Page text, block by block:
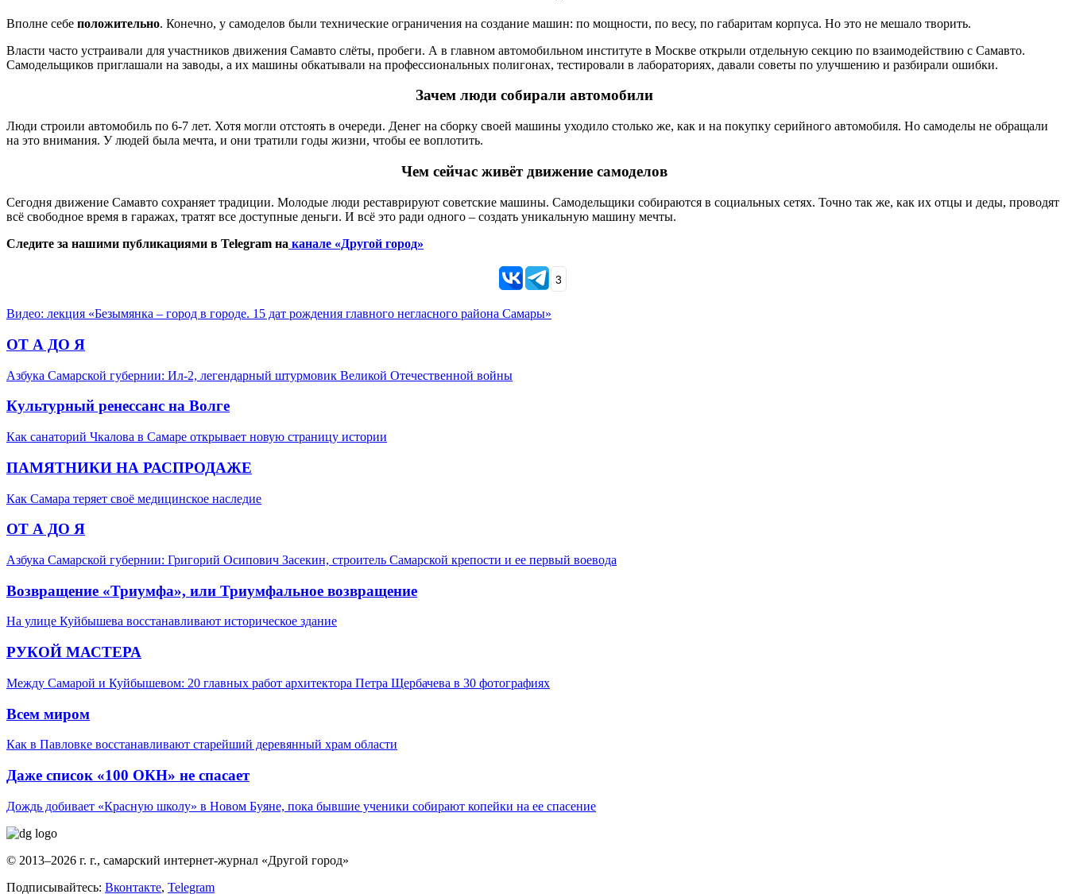
Вполне себе положительно. Конечно, у самоделов были технические ограничения на создание машин: по мощности, по весу, по габаритам корпуса. Но это не мешало творить.
Власти часто устраивали для участников движения Самавто слёты, пробеги. А в главном автомобильном институте в Москве открыли отдельную секцию по взаимодействию с Самавто.
Самодельщиков приглашали на заводы, а их машины обкатывали на профессиональных полигонах, тестировали в лабораториях, давали советы по улучшению и разбирали ошибки.
Зачем люди собирали автомобили
Люди строили автомобиль по 6-7 лет. Хотя могли отстоять в очереди. Денег на сборку своей машины уходило столько же, как и на покупку серийного автомобиля. Но самоделы не обращали
на это внимания. У людей была мечта, и они тратили годы жизни, чтобы ее воплотить.
Чем сейчас живёт движение самоделов
Сегодня движение Самавто сохраняет традиции. Молодые люди реставрируют советские машины. Самодельщики собираются в социальных сетях. Точно так же, как их отцы и деды, проводят
всё свободное время в гаражах, тратят все доступные деньги. И всё это ради одного – создать уникальную машину мечты.
Следите за нашими публикациями в Telegram на канале «Другой город»
3
Видео: лекция «Безымянка – город в городе. 15 дат рождения главного негласного района Самары»
ОТ А ДО Я
Азбука Самарской губернии: Ил-2, легендарный штурмовик Великой Отечественной войны
Культурный ренессанс на Волге
Как санаторий Чкалова в Самаре открывает новую страницу истории
ПАМЯТНИКИ НА РАСПРОДАЖЕ
Как Самара теряет своё медицинское наследие
ОТ А ДО Я
Азбука Самарской губернии: Григорий Осипович Засекин, строитель Самарской крепости и ее первый воевода
Возвращение «Триумфа», или Триумфальное возвращение
На улице Куйбышева восстанавливают историческое здание
РУКОЙ МАСТЕРА
Между Самарой и Куйбышевом: 20 главных работ архитектора Петра Щербачева в 30 фотографиях
Всем миром
Как в Павловке восстанавливают старейший деревянный храм области
Даже список «100 ОКН» не спасает
Дождь добивает «Красную школу» в Новом Буяне, пока бывшие ученики собирают копейки на ее спасение
© 2013–2026 г. г., самарский интернет-журнал «Другой город»
Подписывайтесь: Вконтакте, Telegram